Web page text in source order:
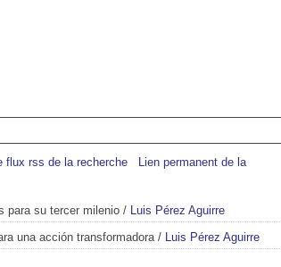
flux rss de la recherche
Lien permanent de la
para su tercer milenio / Luis Pérez Aguirre
una acción transformadora/ Luis Pérez Aguirre